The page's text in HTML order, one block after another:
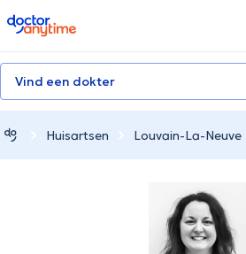
doctoranytime
Vind een dokter
Huisartsen Louvain-La-Neuve